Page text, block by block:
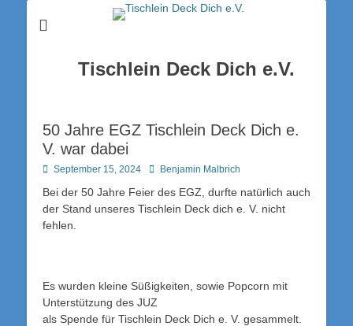
Tischlein Deck Dich e.V.
50 Jahre EGZ Tischlein Deck Dich e.
V. war dabei
Posted
September 15, 2024 AutorBenjamin Malbrich
Bei der 50 Jahre Feier des EGZ, durfte natürlich auch
der Stand unseres Tischlein Deck dich e. V. nicht
fehlen.
Es wurden kleine Süßigkeiten, sowie Popcorn mit
Unterstützung des JUZ
als Spende für Tischlein Deck Dich e. V. gesammelt.